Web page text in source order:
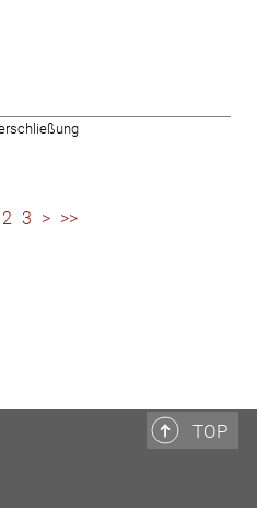
2 3 > >>
TOP